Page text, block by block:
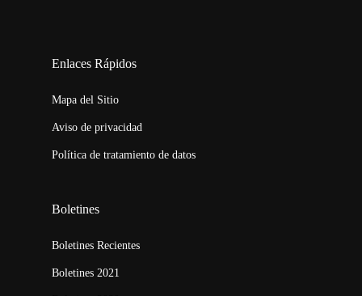
Enlaces Rápidos
Mapa del Sitio
Aviso de privacidad
Política de tratamiento de datos
Boletines
Boletines Recientes
Boletines 2021